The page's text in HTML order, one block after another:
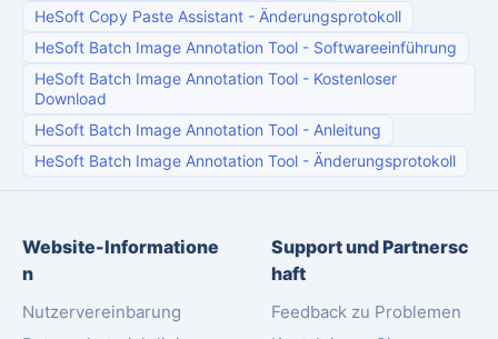
HeSoft Copy Paste Assistant - Änderungsprotokoll
HeSoft Batch Image Annotation Tool - Softwareeinführung
HeSoft Batch Image Annotation Tool - Kostenloser
Download
HeSoft Batch Image Annotation Tool - Anleitung
HeSoft Batch Image Annotation Tool - Änderungsprotokoll
Website-Informatione
n
Nutzervereinbarung
Support und Partnersc
haft
Feedback zu Problemen